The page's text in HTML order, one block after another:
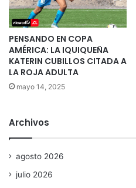
PENSANDO EN COPA
AMÉRICA: LA IQUIQUEÑA
KATERIN CUBILLOS CITADA A
LA ROJA ADULTA
mayo 14, 2025
Archivos
agosto 2026
julio 2026